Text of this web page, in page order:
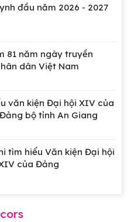
đầu năm 2026 - 2027
81 năm ngày truyền
dân Việt Nam
văn kiện Đại hội XIV của
bộ tỉnh An Giang
tìm hiểu Văn kiện Đại hội
của Đảng